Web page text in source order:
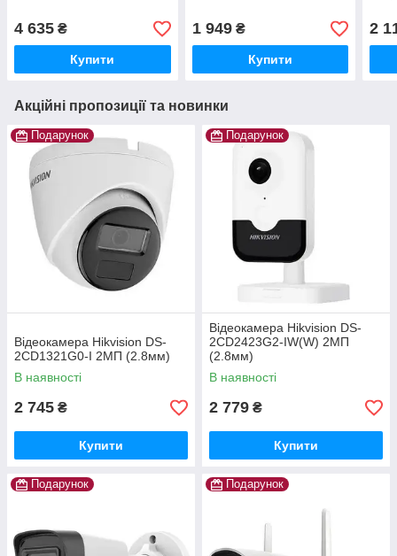
4 635 ₴
Купити
1 949₴
Купити
2
Акційні пропозиції та новинки
Подарунок
Відеокамера Hikvision DS-
2CD1321G0-I 2МП (2.8мм)
В наявності
2 745 ₴
Купити
Подарунок
Відеокамера Hikvision DS-
2CD2423G2-IW(W) 2МП
(2.8мм)
В наявності
2 779 ₴
Купити
Подарунок Подарунок